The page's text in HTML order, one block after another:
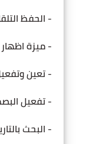
- الحفظ
- ميزة
- تعين
- تفعيل
- البحث